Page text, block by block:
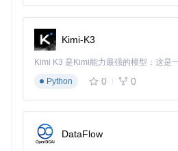
git clone https://
g/bo/boss-show-time
安装依赖包
npm install
构建项目
npm run build
多浏览器兼容方案
Edge浏览器：直接加载Chrome
Firefox浏览器：使用
4.2 HR视角使用建议
Kimi-K3
Python
0 0
DataFlow